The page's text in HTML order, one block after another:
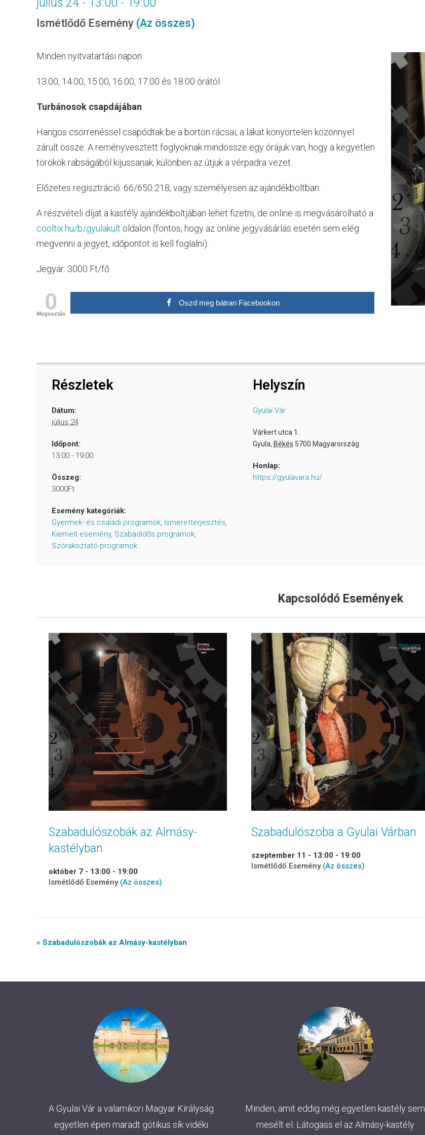
július 24 - 13:00 - 19:00
Ismétlődő Esemény (Az összes)
Minden nyitvatartási napon
13.00, 14.00, 15.00, 16.00, 17.00 és 18.00 órától
Turbánosok csapdájában
Hangos csörrenéssel csapódtak be a börtön rácsai, a lakat könyörtelen közönnyel
zárult össze. A reményvesztett foglyoknak mindössze egy órájuk van, hogy a kegyetlen
törökök rabságából kijussanak, különben az útjuk a vérpadra vezet.
Előzetes regisztráció: 66/650 218, vagy személyesen az ajándékboltban.
A részvételi díjat a kastély ajándékboltjában lehet fizetni, de online is megvásárolható a
cooltix.hu/b/gyulakult oldalon (fontos, hogy az online jegyvásárlás esetén sem elég
megvenni a jegyet, időpontot is kell foglalni).
Jegyár: 3000 Ft/fő
0
Megosztás
Oszd meg bátran Facebookon
Részletek
Dátum:
július 24
Időpont:
13:00 - 19:00
Összeg:
3000Ft
Esemény kategóriák:
Gyermek- és családi programok Ismeretterjesztés
Kiemelt esemény, Szabadidős programok
Szórakoztató programok
Helyszín
Gyulai Vár
Várkert utca 1.
Gyula, Békés 5700 Magyarország
Honlap:
https://gyulavara.hu/
Kapcsolódó Események
Szabadulószobák az Almásy-
kastélyban
október 7 - 13:00 - 19:00
Ismétlődő Esemény (Az összes)
Szabadulószoba a Gyulai Várban
szeptember 11 - 13:00 - 19:00
Ismétlődő Esemény (Az összes)
Event
« Szabadulószobák az Almásy-kastélyban
A Gyulai Vár a valamikori Magyar Királyság
egyetlen épen maradt gótikus sík vidéki
Minden, amit eddig még egyetlen kastély sem
mesélt el. Látogass el az Almásy-kastély